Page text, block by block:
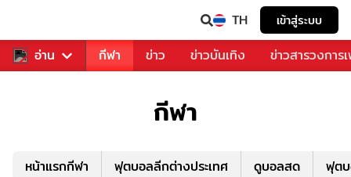
TH เข้าสู่ระบบ
อ่าน
สำหรับคุณ กีฬา ข่าว ข่าวบันเทิง ข่าวสารวงการ
กีฬา
หน้าแรกกีฬา ฟุตบอลลีกต่างประเทศ ดูบอลสด ฟุต